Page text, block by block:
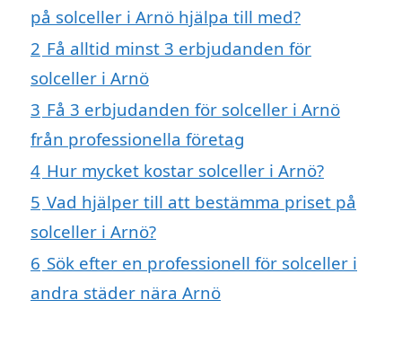
på solceller i Arnö hjälpa till med?
2 Få alltid minst 3 erbjudanden för
solceller i Arnö
3 Få 3 erbjudanden för solceller i Arnö
från professionella företag
4 Hur mycket kostar solceller i Arnö?
5 Vad hjälper till att bestämma priset på
solceller i Arnö?
6 Sök efter en professionell för solceller i
andra städer nära Arnö